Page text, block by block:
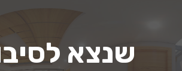
?שנצא